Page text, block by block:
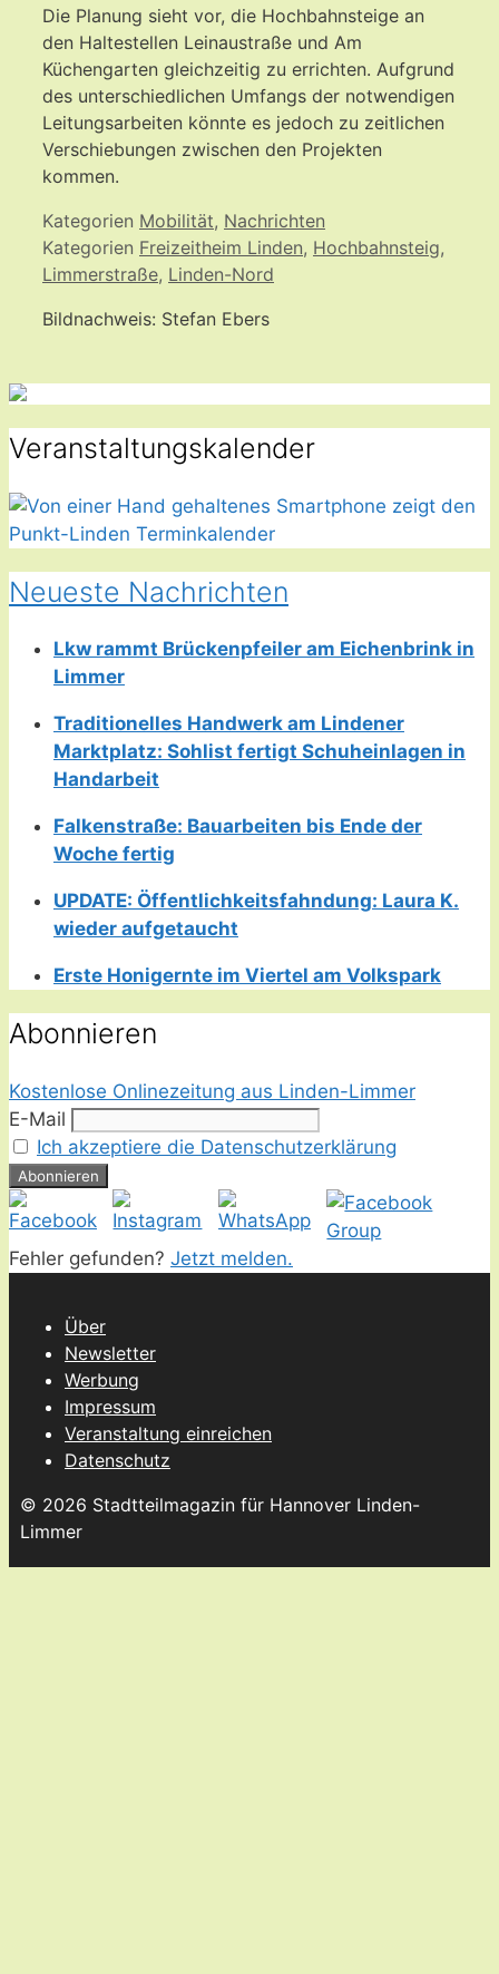
Die Planung sieht vor, die Hochbahnsteige an
den Haltestellen Leinaustraße und Am
Küchengarten gleichzeitig zu errichten. Aufgrund
des unterschiedlichen Umfangs der notwendigen
Leitungsarbeiten könnte es jedoch zu zeitlichen
Verschiebungen zwischen den Projekten
kommen.
Kategorien Mobilität, Nachrichten
Kategorien Freizeitheim Linden, Hochbahnsteig,
Limmerstraße, Linden-Nord
Bildnachweis: Stefan Ebers
Veranstaltungskalender
Neueste Nachrichten
Lkw rammt Brückenpfeiler am Eichenbrink in
Limmer
Traditionelles Handwerk am Lindener
Marktplatz: Sohlist fertigt Schuheinlagen in
Handarbeit
Falkenstraße: Bauarbeiten bis Ende der
Woche fertig
UPDATE: Öffentlichkeitsfahndung: Laura K.
wieder aufgetaucht
Erste Honigernte im Viertel am Volkspark
Abonnieren
Kostenlose Onlinezeitung aus Linden-Limmer
E-Mail
Ich akzeptiere die Datenschutzerklärung
Fehler gefunden? Jetzt melden.
Über
Newsletter
Werbung
Impressum
Veranstaltung einreichen
Datenschutz
© 2026 Stadtteilmagazin für Hannover Linden-
Limmer